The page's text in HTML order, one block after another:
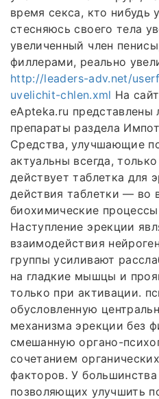
время секса, кто нибудь
стесняюсь своего тела
увеличенный член
филлерами, реально
http://leaders-adv.net/
uvelichit-chlen.xml На
еApteka.ru представлены
препараты раздела
Средства, улучшающие
актуальны всегда,
действует таблетка для
действия таблетки — во
биохимические
Наступление эрекции
взаимодействия
группы усиливают
на гладкие мышцы и
только при активации.
обусловленную
механизма эрекции без
смешанную органо-
сочетанием
факторов. У
позволяющих улучшить